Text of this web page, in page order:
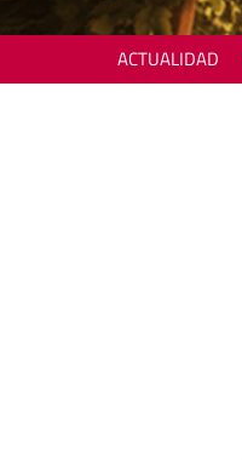
ACTUALIDAD